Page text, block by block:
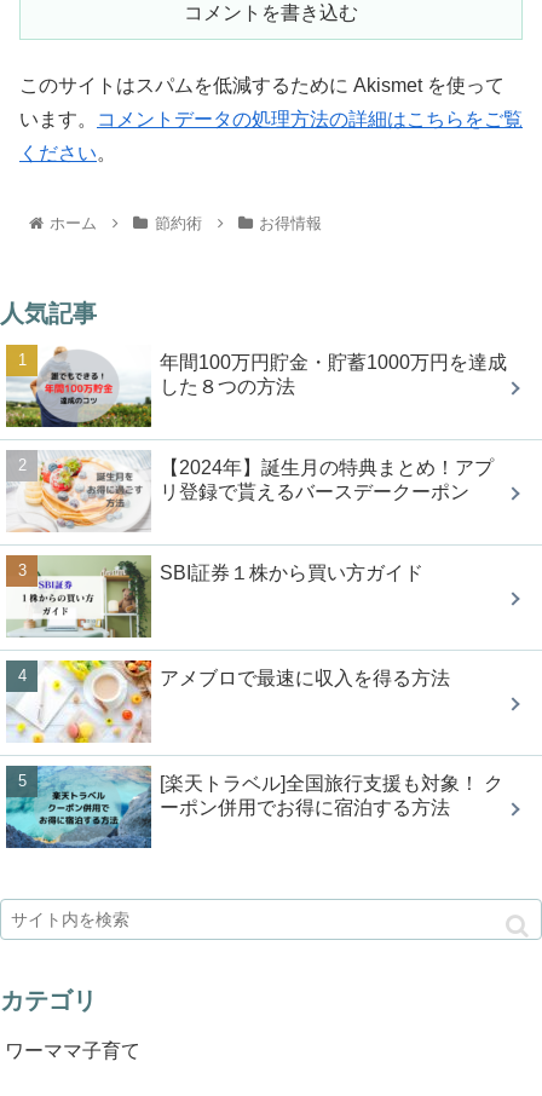
コメントを書き込む
このサイトはスパムを低減するために Akismet を使って
います。
コメントデータの処理方法の詳細はこちらをご覧
ください。
ホーム 節約術 お得情報
人気記事
年間100万円貯金・貯蓄1000万円を達成
した８つの方法
【2024年】誕生月の特典まとめ！アプ
リ登録で貰えるバースデークーポン
SBI証券１株から買い方ガイド
アメブロで最速に収入を得る方法
[楽天トラベル]全国旅行支援も対象！ ク
ーポン併用でお得に宿泊する方法
カテゴリ
ワーママ子育て